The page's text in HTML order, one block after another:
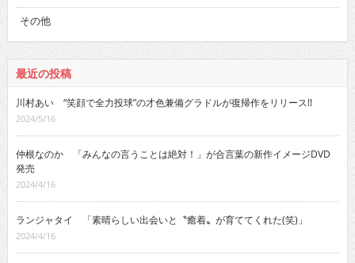
その他
最近の投稿
川村あい “笑顔で全力投球”の才色兼備グラドルが復帰作をリリース!!
2024/5/16
仲根なのか 「みんなの言うことは絶対！」が合言葉の新作イメージDVD
発売
2024/4/16
ランジャタイ 「素晴らしい出会いと〝癒着〟が育ててくれた(笑)」
2024/4/16